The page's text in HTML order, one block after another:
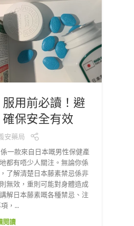
用前必讀！避
保安全有效
安藥局
一款來自日本嘅男性保健產
都有唔少人關注。無論你係
了解清楚日本藤素禁忌係非
無效，重則可能對身體造成
解日本藤素嘅各種禁忌、注
，...
閱讀